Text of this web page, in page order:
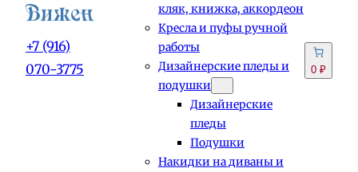
+7 (916)
070-3775
кляк, книжка, аккордеон
Кресла и пуфы ручной
работы
Дизайнерские пледы и
подушки
Дизайнерские
пледы
Подушки
Накидки на диваны и
0 ₽